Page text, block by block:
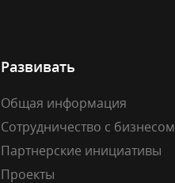
Развивать
Общая информация
Сотрудничество с бизнесом
Партнерские инициативы
Проекты